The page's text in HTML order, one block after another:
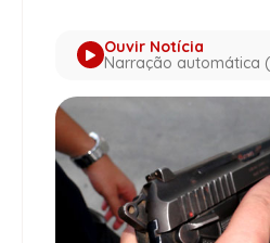
Ouvir Notícia
Narração automática